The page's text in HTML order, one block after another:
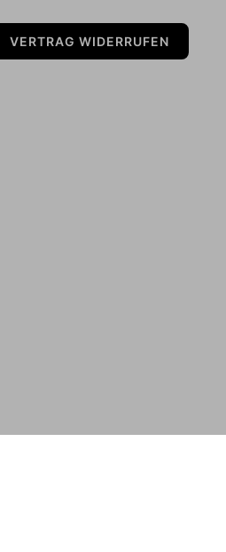
VERTRAG WIDERRUFEN